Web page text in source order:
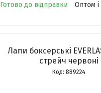
Готово до відправки Оптом і
Лапи боксерські
стрейч червоні
889224